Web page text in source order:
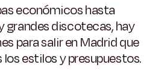
económicos hasta
grandes discotecas, hay
para salir en Madrid que
estilos y presupuestos.